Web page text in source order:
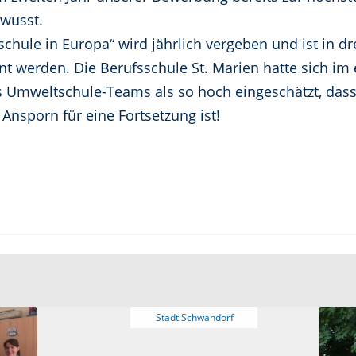
in Europa“ wird jährlich vergeben und ist in
werden. Die Berufsschule St. Marien hatte sich
Teams als so hoch eingeschätzt,
für eine Fortsetzung ist!
Stadt Schwandorf